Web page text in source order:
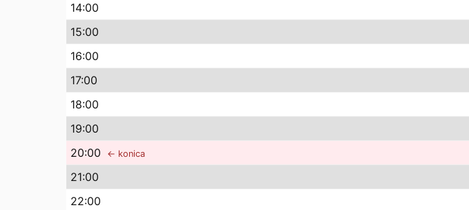
14:00
15:00
16:00
17:00
18:00
19:00
20:00 ← konica
21:00
22:00